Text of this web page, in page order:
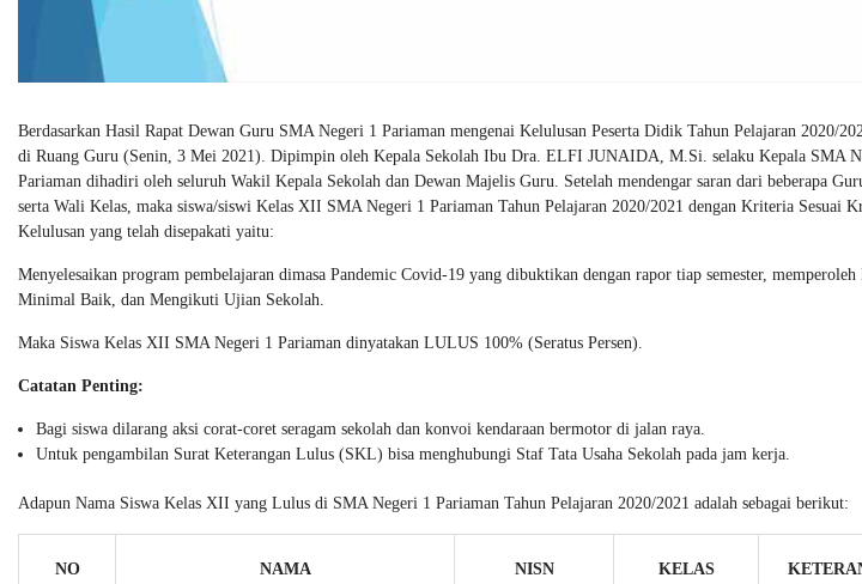
Berdasarkan Hasil Rapat Dewan Guru SMA Negeri 1 Pariaman mengenai Kelulusan Peserta Didik Tahun Pelajaran 2020/
di Ruang Guru (Senin, 3 Mei 2021). Dipimpin oleh Kepala Sekolah Ibu Dra. ELFI JUNAIDA, M.Si. selaku Kepala SMA
Pariaman dihadiri oleh seluruh Wakil Kepala Sekolah dan Dewan Majelis Guru. Setelah mendengar saran dari beberapa
serta Wali Kelas, maka siswa/siswi Kelas XII SMA Negeri 1 Pariaman Tahun Pelajaran 2020/2021 dengan Kriteria Sesuai
Kelulusan yang telah disepakati yaitu:
Menyelesaikan program pembelajaran dimasa Pandemic Covid-19 yang dibuktikan dengan rapor tiap semester,
Minimal Baik, dan Mengikuti Ujian Sekolah.
Maka Siswa Kelas XII SMA Negeri 1 Pariaman dinyatakan LULUS 100% (Seratus Persen).
Catatan Penting:
Bagi siswa dilarang aksi corat-coret seragam sekolah dan konvoi kendaraan bermotor di jalan raya.
Untuk pengambilan Surat Keterangan Lulus (SKL) bisa menghubungi Staf Tata Usaha Sekolah pada jam kerja.
Adapun Nama Siswa Kelas XII yang Lulus di SMA Negeri 1 Pariaman Tahun Pelajaran 2020/2021 adalah sebagai berikut:
NO NAMA NISN KELAS